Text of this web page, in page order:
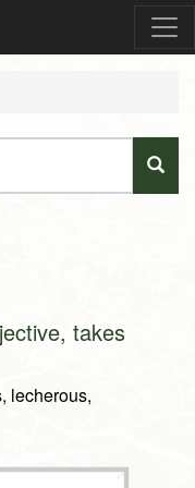
takes
lecherous,